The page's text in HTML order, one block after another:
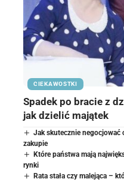
CIEKAWOSTKI
Spadek po bracie z
jak dzielić majątek
Jak skutecznie negocjować
zakupie
Które państwa mają
rynki
Rata stała czy malejąca –